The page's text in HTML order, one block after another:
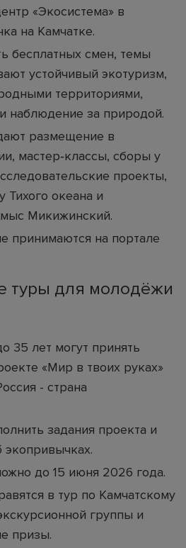
«Экосистема» в
на Камчатке.
бесплатных смен, темы
устойчивый экотуризм,
территориями,
наблюдение за природой.
размещение в
мастер‑классы, сборы у
проекты,
Тихого океана и
Микижинский.
принимаются на портале
туры для молодёжи
35 лет могут принять
«Мир в твоих руках»
- страна
задания проекта и
экопривычках.
до 15 июня 2026 года.
в тур по Камчатскому
группы и
призы.